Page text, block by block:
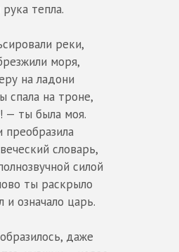
тепла.
реки,
моря,
на ладони
спала на троне,
— ты была моя.
преобразила
словарь,
силой
ты раскрыло
означало царь.
даже